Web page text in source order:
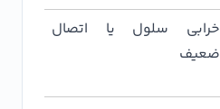
خرابی سلول یا اتصال
ضعیف